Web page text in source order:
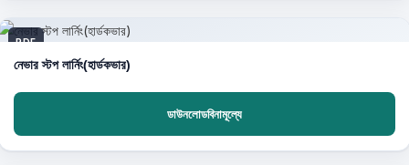
PDF
নেভার স্টপ লার্নিং(হার্ডকভার)
ডাউনলোডবিনামূল্যে